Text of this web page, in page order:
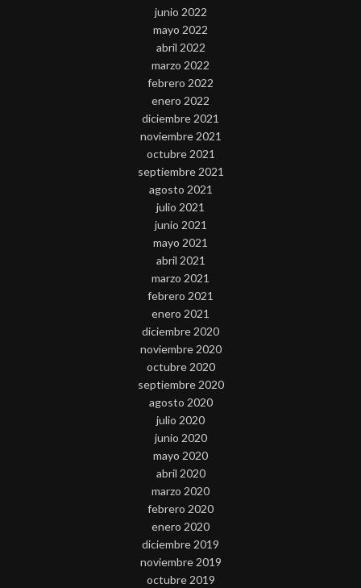
junio 2022
mayo 2022
abril 2022
marzo 2022
febrero 2022
enero 2022
diciembre 2021
noviembre 2021
octubre 2021
septiembre 2021
agosto 2021
julio 2021
junio 2021
mayo 2021
abril 2021
marzo 2021
febrero 2021
enero 2021
diciembre 2020
noviembre 2020
octubre 2020
septiembre 2020
agosto 2020
julio 2020
junio 2020
mayo 2020
abril 2020
marzo 2020
febrero 2020
enero 2020
diciembre 2019
noviembre 2019
octubre 2019